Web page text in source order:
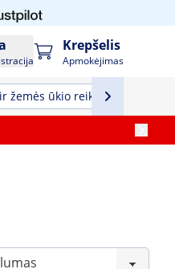
Krepšelis
Apmokėjimas
žemės ūkio reikmenys ir